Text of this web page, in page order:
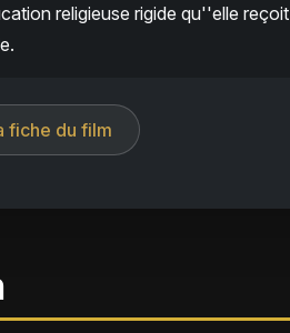
religieuse rigide qu''elle
fiche du film